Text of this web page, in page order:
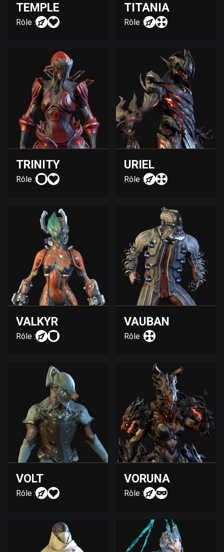
TEMPLE
Rôle :
TITANIA
Rôle :
TRINITY
Rôle :
URIEL
Rôle :
VALKYR
Rôle :
VAUBAN
Rôle :
VOLT
Rôle :
VORUNA
Rôle :